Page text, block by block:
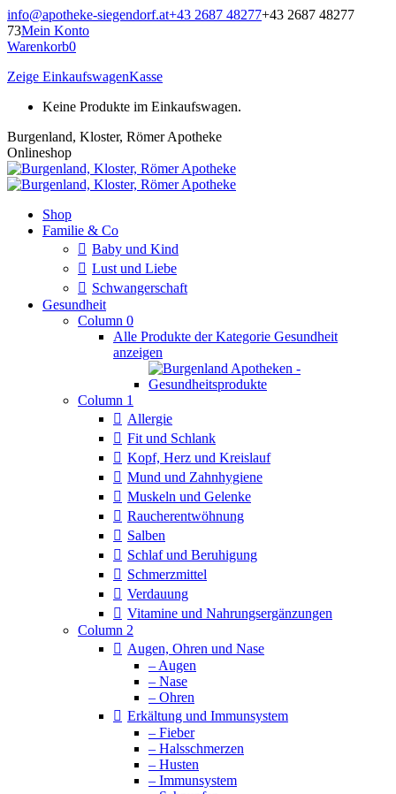
Zum
Inhalt
springen
info@apotheke-siegendorf.at+43 2687 48277+43 2687 48277
73Mein Konto
Warenkorb0
Zeige EinkaufswagenKasse
Keine Produkte im Einkaufswagen.
Burgenland, Kloster, Römer Apotheke
Onlineshop
Shop
Familie & Co
Baby und Kind
Lust und Liebe
Schwangerschaft
Gesundheit
Column 0
Alle Produkte der Kategorie Gesundheit
anzeigen
Column 1
Allergie
Fit und Schlank
Kopf, Herz und Kreislauf
Mund und Zahnhygiene
Muskeln und Gelenke
Raucherentwöhnung
Salben
Schlaf und Beruhigung
Schmerzmittel
Verdauung
Vitamine und Nahrungsergänzungen
Column 2
Augen, Ohren und Nase
– Augen
– Nase
– Ohren
Erkältung und Immunsystem
– Fieber
– Halsschmerzen
– Husten
– Immunsystem